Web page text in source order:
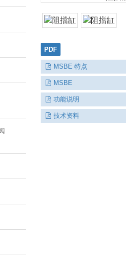
PDF
MSBE 特点
MSBE
功能说明
技术资料